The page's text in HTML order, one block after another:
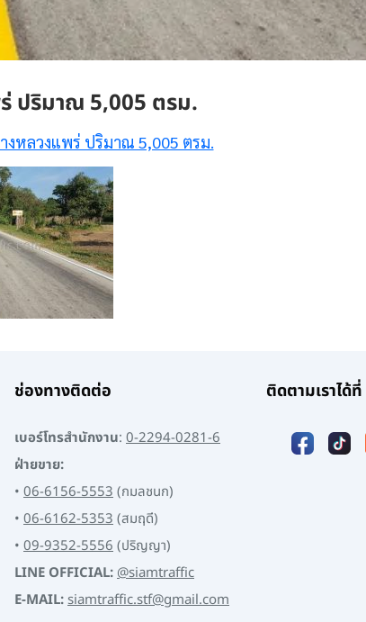
ร่ ปริมาณ 5,005 ตรม.
งหลวงแพร่ ปริมาณ 5,005 ตรม.
ช่องทางติดต่อ
เบอร์โทรสำนักงาน: 0-2294-0281-6
ฝ่ายขาย:
• 06-6156-5553(กมลชนก)
• 06-6162-5353(สมฤดี)
• 09-9352-5556(ปริญญา)
LINE OFFICIAL:@siamtraffic
E-MAIL:siamtraffic.stf@gmail.com
ติดตามเราได้ที่